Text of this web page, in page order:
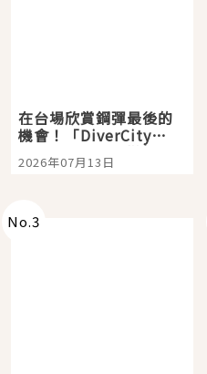
在台場欣賞鋼彈最後的
機會！「DiverCity
Tokyo Plaza」搭船、
購物、美食及夜景，一
2026年07月13日
No.3